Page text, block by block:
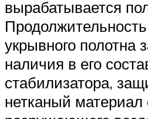
вырабатывается
укрывного полотна
наличия в его
стабилизатора,
нетканый материал